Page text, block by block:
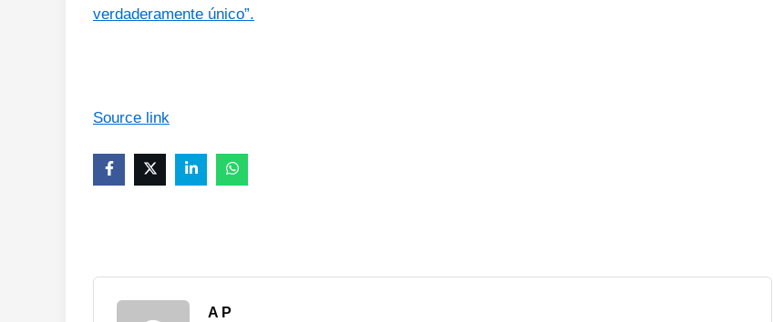
verdaderamente único”.
Source link
A P